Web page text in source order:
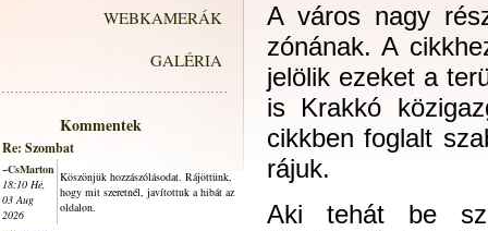
WEBKAMERÁK
GALÉRIA
Kommentek
Re: Szombat
~CsMarton
18:10 Hé,
03 Aug
2026
Köszönjük hozzászólásodat. Rájöttünk,
hogy mit szeretnél, javítottuk a hibát az
oldalon.
A város nagy
zónának. A
jelölik ezeket a
is Krakkó
cikkben foglalt
rájuk.
Aki tehát be